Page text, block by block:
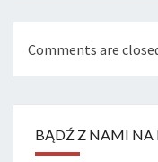
Comments are
BĄDŹ Z NAMI NA